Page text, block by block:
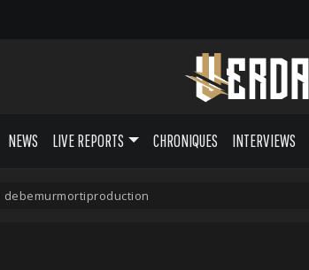
NEWS LIVE REPORTS CHRONIQUES INTERVIEWS
debemurmortiproduction